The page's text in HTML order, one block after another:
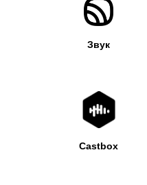
Castbox
Звук